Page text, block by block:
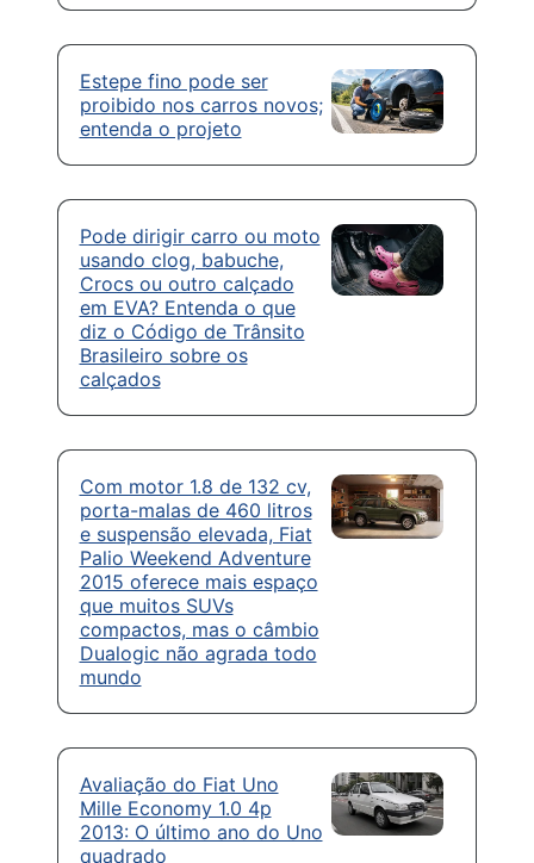
Estepe fino pode ser
proibido nos carros novos;
entenda o projeto
Pode dirigir carro ou moto
usando clog, babuche,
Crocs ou outro calçado
em EVA? Entenda o que
diz o Código de Trânsito
Brasileiro sobre os
calçados
Com motor 1.8 de 132 cv,
porta-malas de 460 litros
e suspensão elevada, Fiat
Palio Weekend Adventure
2015 oferece mais espaço
que muitos SUVs
compactos, mas o câmbio
Dualogic não agrada todo
mundo
Avaliação do Fiat Uno
Mille Economy 1.0 4p
2013: O último ano do Uno
quadrado